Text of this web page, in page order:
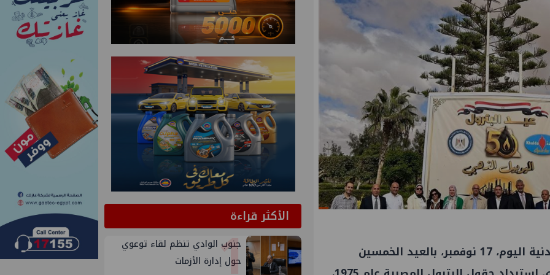
تحتفل وزارة البترول والثروة المعدنية اليوم، 17 نوفمبر، بالعيد الخمسين
الأكثر قراءة
جنوب الوادي تنظم لقاء توعوي
حول إدارة الأزمات